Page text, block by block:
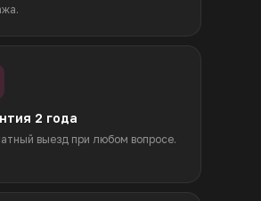
2 года
выезд при любом вопросе.